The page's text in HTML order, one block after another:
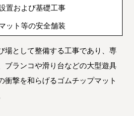
置および基礎工事
ット等の安全舗装
場として整備する工事であり、専
ブランコや滑り台などの大型遊具
衝撃を和らげるゴムチップマット